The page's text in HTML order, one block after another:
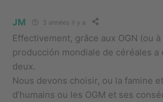
JM 3 années il y a
Effectivement, grâce aux OGN (ou
producción mondiale de céréales a
deux.
Nous devons choisir, ou la famine
d’humains ou les OGM et ses